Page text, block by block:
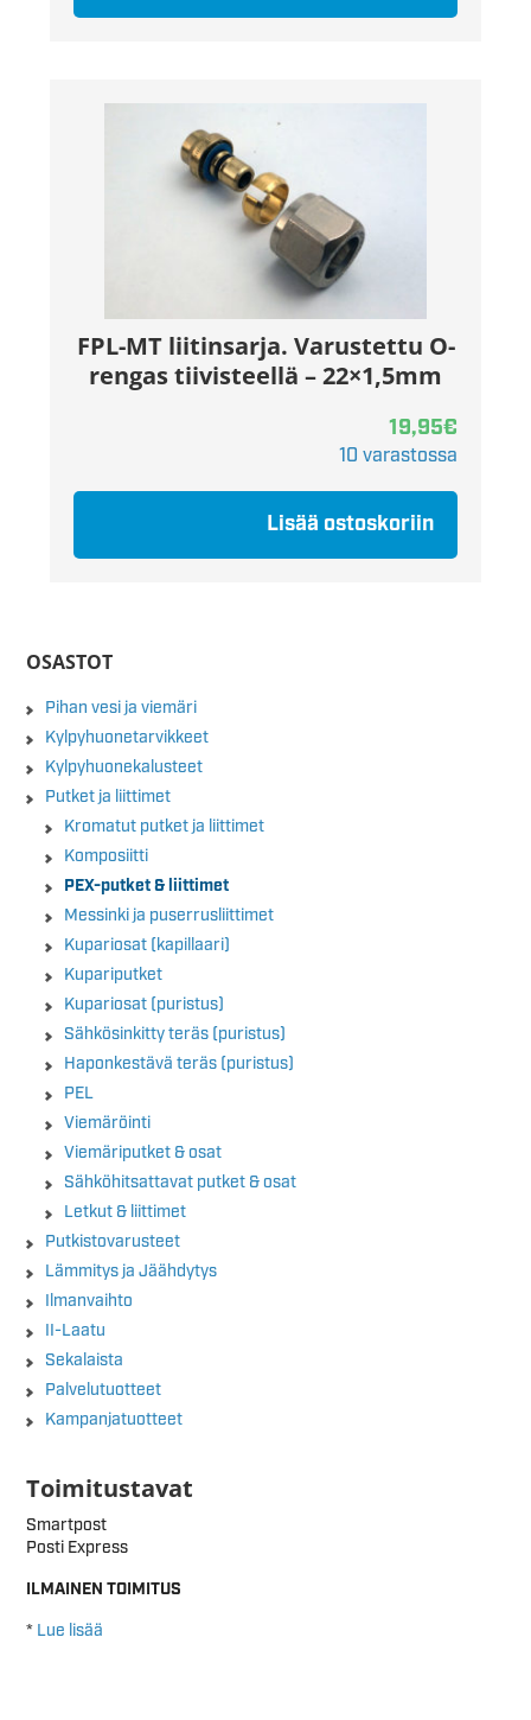
FPL-MT liitinsarja. Varustettu O-
rengas tiivisteellä – 22×1,5mm
19,95€
10 varastossa
Lisää ostoskoriin
OSASTOT
Pihan vesi ja viemäri
Kylpyhuonetarvikkeet
Kylpyhuonekalusteet
Putket ja liittimet
Kromatut putket ja liittimet
Komposiitti
PEX-putket & liittimet
Messinki ja puserrusliittimet
Kupariosat (kapillaari)
Kupariputket
Kupariosat (puristus)
Sähkösinkitty teräs (puristus)
Haponkestävä teräs (puristus)
PEL
Viemäröinti
Viemäriputket & osat
Sähköhitsattavat putket & osat
Letkut & liittimet
Putkistovarusteet
Lämmitys ja Jäähdytys
Ilmanvaihto
II-Laatu
Sekalaista
Palvelutuotteet
Kampanjatuotteet
Toimitustavat
Smartpost
Posti Express
ILMAINEN TOIMITUS
* Lue lisää